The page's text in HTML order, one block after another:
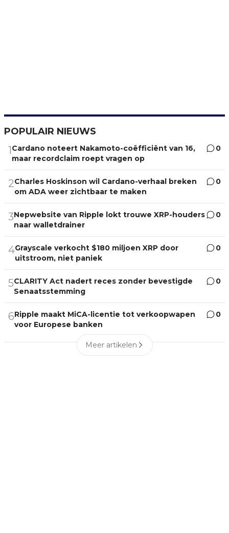
POPULAIR NIEUWS
1Cardano noteert Nakamoto-coëfficiënt van 16,
maar recordclaim roept vragen op
0
2Charles Hoskinson wil Cardano-verhaal breken
om ADA weer zichtbaar te maken
0
3Nepwebsite van Ripple lokt trouwe XRP-houders
naar walletdrainer
0
4Grayscale verkocht $180 miljoen XRP door
uitstroom, niet paniek
0
5CLARITY Act nadert reces zonder bevestigde
Senaatsstemming
0
6Ripple maakt MiCA-licentie tot verkoopwapen
voor Europese banken
0
Meer artikelen